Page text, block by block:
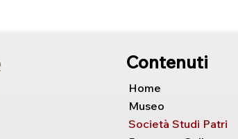
Contenuti
Home
Museo
Società Studi Patri